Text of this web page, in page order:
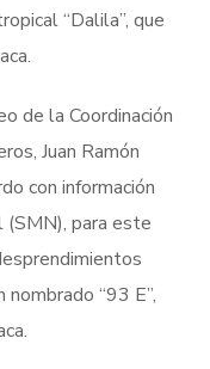
“Dalila”, que
de la Coordinación
Juan Ramón
con información
para este
“93 E”,